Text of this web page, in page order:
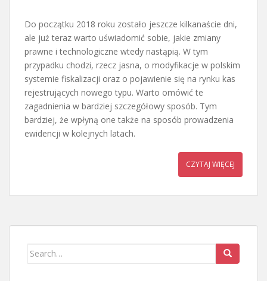
Do początku 2018 roku zostało jeszcze kilkanaście dni,
ale już teraz warto uświadomić sobie, jakie zmiany
prawne i technologiczne wtedy nastąpią. W tym
przypadku chodzi, rzecz jasna, o modyfikacje w polskim
systemie fiskalizacji oraz o pojawienie się na rynku kas
rejestrujących nowego typu. Warto omówić te
zagadnienia w bardziej szczegółowy sposób. Tym
bardziej, że wpłyną one także na sposób prowadzenia
ewidencji w kolejnych latach.
CZYTAJ WIĘCEJ
Search